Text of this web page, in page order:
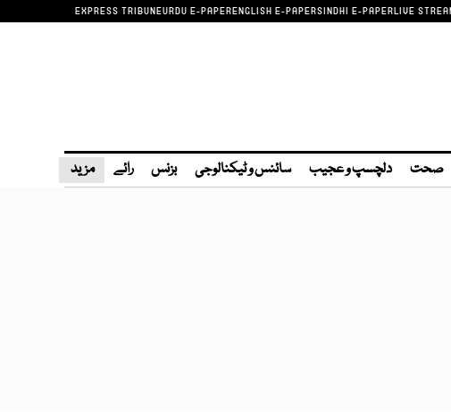
EXPRESS TRIBUNEURDU E-PAPERENGLISH E-PAPERSINDHI E-PAPERLIVE
صحت دلچسپ و عجیب سائنس و ٹیکنالوجی بزنس رائے مزید